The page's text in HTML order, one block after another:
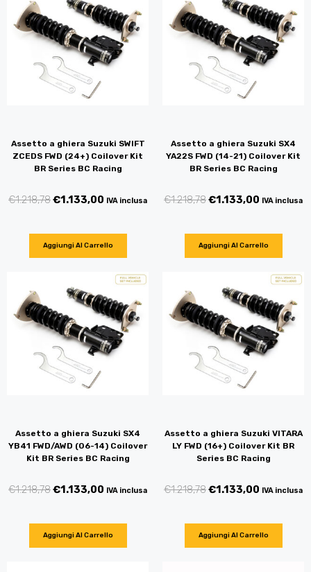
Assetto a ghiera Suzuki SWIFT
ZCEDS FWD (24+) Coilover Kit
BR Series BC Racing
€1.218,78€1.133,00 IVA inclusa
Aggiungi Al Carrello
Assetto a ghiera Suzuki SX4
YA22S FWD (14-21) Coilover Kit
BR Series BC Racing
€1.218,78€1.133,00 IVA inclusa
Aggiungi Al Carrello
Assetto a ghiera Suzuki SX4
YB41 FWD/AWD (06-14) Coilover
Kit BR Series BC Racing
€1.218,78€1.133,00 IVA inclusa
Aggiungi Al Carrello
Assetto a ghiera Suzuki VITARA
LY FWD (16+) Coilover Kit BR
Series BC Racing
€1.218,78€1.133,00 IVA inclusa
Aggiungi Al Carrello